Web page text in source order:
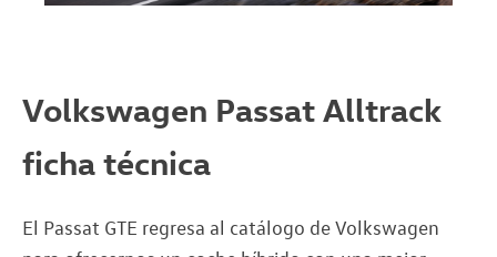
Volkswagen Passat Alltrack
ficha técnica
El Passat GTE regresa al catálogo de Volkswagen